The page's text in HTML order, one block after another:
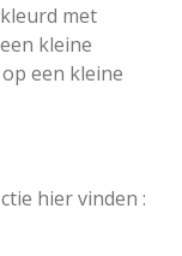
met
kleine
een kleine
hier vinden :